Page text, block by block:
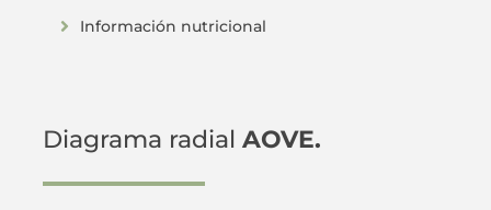
Información nutricional
Diagrama radial AOVE.